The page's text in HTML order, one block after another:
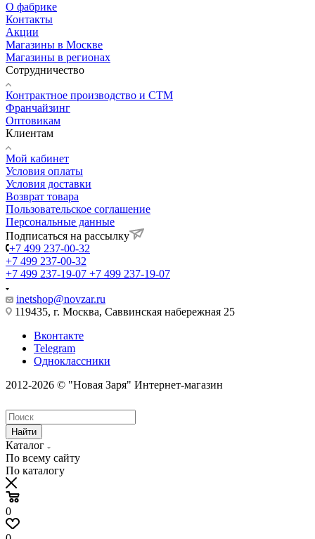
О фабрике
Контакты
Акции
Магазины в Москве
Магазины в регионах
Сотрудничество
Контрактное производство и СТМ
Франчайзинг
Оптовикам
Клиентам
Мой кабинет
Условия оплаты
Условия доставки
Возврат товара
Пользовательское соглашение
Персональные данные
Подписаться на рассылку
+7 499 237-00-32
+7 499 237-00-32
+7 499 237-19-07 +7 499 237-19-07
inetshop@novzar.ru
119435, г. Москва, Саввинская набережная 25
Вконтакте
Telegram
Одноклассники
2012-2026 © "Новая Заря" Интернет-магазин
Найти
Каталог
По всему сайту
По каталогу
0